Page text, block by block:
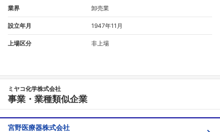
業界 卸売業
設立年月 1947年11月
上場区分 非上場
ミヤコ化学株式会社
事業・業種類似企業
宮野医療器株式会社